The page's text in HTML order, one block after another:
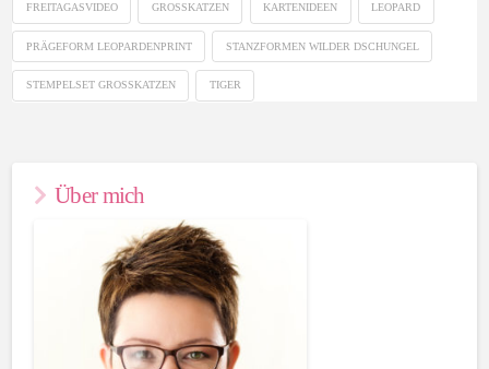
FREITAGASVIDEO GROSSKATZEN KARTENIDEEN LEOPARD
PRÄGEFORM LEOPARDENPRINT STANZFORMEN WILDER DSCHUNGEL
STEMPELSET GROSSKATZEN TIGER
Über mich